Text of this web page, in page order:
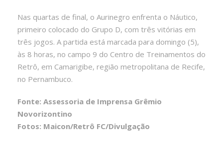
Nas quartas de final, o Aurinegro enfrenta o Náutico,
primeiro colocado do Grupo D, com três vitórias em
três jogos. A partida está marcada para domingo (5),
às 8 horas, no campo 9 do Centro de Treinamentos do
Retrô, em Camarigibe, região metropolitana de Recife,
no Pernambuco.
Fonte: Assessoria de Imprensa Grêmio
Novorizontino
Fotos: Maicon/Retrô FC/Divulgação